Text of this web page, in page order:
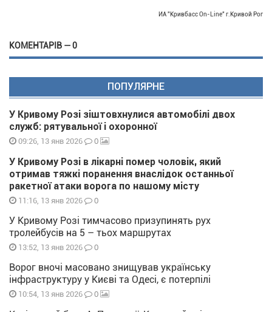
ИА "Кривбасс On-Line" г.Кривой Рог
КОМЕНТАРІВ — 0
ПОПУЛЯРНЕ
У Кривому Розі зіштовхнулися автомобілі двох
служб: рятувальної і охоронної
09:26, 13 янв 2026 0
У Кривому Розі в лікарні помер чоловік, який
отримав тяжкі поранення внаслідок останньої
ракетної атаки ворога по нашому місту
11:16, 13 янв 2026 0
У Кривому Розі тимчасово призупинять рух
тролейбусів на 5 – тьох маршрутах
13:52, 13 янв 2026 0
Ворог вночі масовано знищував українську
інфраструктуру у Києві та Одесі, є потерпілі
10:54, 13 янв 2026 0